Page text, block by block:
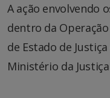
A ação envolvendo
dentro da
de Estado de
Ministério da